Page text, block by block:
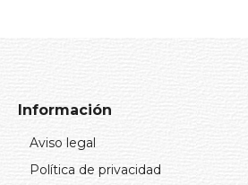
Información
Aviso legal
Política de privacidad